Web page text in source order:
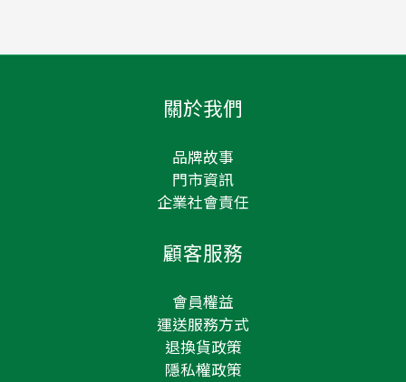
關於我們
品牌故事
門市資訊
企業社會責任
顧客服務
會員權益
運送服務方式
退換貨政策
隱私權政策